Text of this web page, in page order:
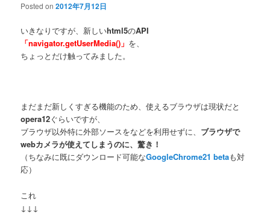
Posted on2012年7月12日
いきなりですが、新しいhtml5のAPI
「navigator.getUserMedia()」 を、
ちょっとだけ触ってみました。
まだまだ新しくすぎる機能のため、使えるブラウザは現状だと
opera12ぐらいですが、
ブラウザ以外特に外部ソースをなどを利用せずに、 ブラウザで
webカメラが使えてしまうのに、驚き！
（ちなみに既にダウンロード可能なGoogleChrome21 betaも対
応）
これ
↓↓↓